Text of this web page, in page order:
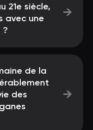
21e siècle,
avec une
?
→
de la
des
→